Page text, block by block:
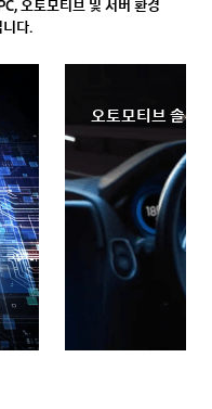
오토모티브 및 서버 환경
다.
오토모티브 솔루